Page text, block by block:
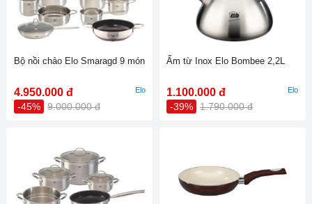
Bộ nồi chảo Elo Smaragd 9 món
4.950.000 đ
-45% 9.000.000 đ
Elo
Ấm từ Inox Elo Bombee 2,2L
1.100.000 đ
-39% 1.790.000 đ
Elo